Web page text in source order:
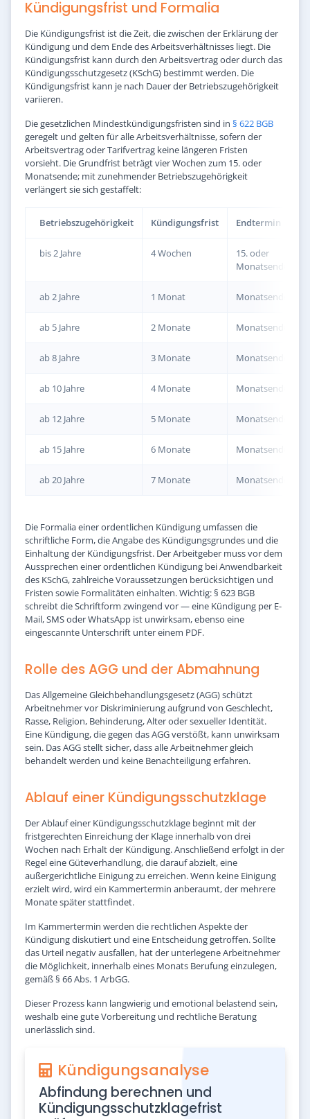
Kündigungsfrist und Formalia
Die Kündigungsfrist ist die Zeit, die zwischen der Erklärung der
Kündigung und dem Ende des Arbeitsverhältnisses liegt. Die
Kündigungsfrist kann durch den Arbeitsvertrag oder durch das
Kündigungsschutzgesetz (KSchG) bestimmt werden. Die
Kündigungsfrist kann je nach Dauer der Betriebszugehörigkeit
variieren.
Die gesetzlichen Mindestkündigungsfristen sind in § 622 BGB
geregelt und gelten für alle Arbeitsverhältnisse, sofern der
Arbeitsvertrag oder Tarifvertrag keine längeren Fristen
vorsieht. Die Grundfrist beträgt vier Wochen zum 15. oder
Monatsende; mit zunehmender Betriebszugehörigkeit
verlängert sie sich gestaffelt:
Betriebszugehörigkeit Kündigungsfrist Endtermin
bis 2 Jahre 4 Wochen
15. oder
Monatsende
ab 2 Jahre 1 Monat Monatsende
ab 5 Jahre 2 Monate Monatsende
ab 8 Jahre 3 Monate Monatsende
ab 10 Jahre 4 Monate Monatsende
ab 12 Jahre 5 Monate Monatsende
ab 15 Jahre 6 Monate Monatsende
ab 20 Jahre 7 Monate Monatsende
Die Formalia einer ordentlichen Kündigung umfassen die
schriftliche Form, die Angabe des Kündigungsgrundes und die
Einhaltung der Kündigungsfrist. Der Arbeitgeber muss vor dem
Aussprechen einer ordentlichen Kündigung bei Anwendbarkeit
des KSchG, zahlreiche Voraussetzungen berücksichtigen und
Fristen sowie Formalitäten einhalten. Wichtig: § 623 BGB
schreibt die Schriftform zwingend vor — eine Kündigung per E-
Mail, SMS oder WhatsApp ist unwirksam, ebenso eine
eingescannte Unterschrift unter einem PDF.
Rolle des AGG und der Abmahnung
Das Allgemeine Gleichbehandlungsgesetz (AGG) schützt
Arbeitnehmer vor Diskriminierung aufgrund von Geschlecht,
Rasse, Religion, Behinderung, Alter oder sexueller Identität.
Eine Kündigung, die gegen das AGG verstößt, kann unwirksam
sein. Das AGG stellt sicher, dass alle Arbeitnehmer gleich
behandelt werden und keine Benachteiligung erfahren.
Ablauf einer Kündigungsschutzklage
Der Ablauf einer Kündigungsschutzklage beginnt mit der
fristgerechten Einreichung der Klage innerhalb von drei
Wochen nach Erhalt der Kündigung. Anschließend erfolgt in der
Regel eine Güteverhandlung, die darauf abzielt, eine
außergerichtliche Einigung zu erreichen. Wenn keine Einigung
erzielt wird, wird ein Kammertermin anberaumt, der mehrere
Monate später stattfindet.
Im Kammertermin werden die rechtlichen Aspekte der
Kündigung diskutiert und eine Entscheidung getroffen. Sollte
das Urteil negativ ausfallen, hat der unterlegene Arbeitnehmer
die Möglichkeit, innerhalb eines Monats Berufung einzulegen,
gemäß § 66 Abs. 1 ArbGG.
Dieser Prozess kann langwierig und emotional belastend sein,
weshalb eine gute Vorbereitung und rechtliche Beratung
unerlässlich sind.
Kündigungsanalyse
Abfindung berechnen und
Kündigungsschutzklagefrist